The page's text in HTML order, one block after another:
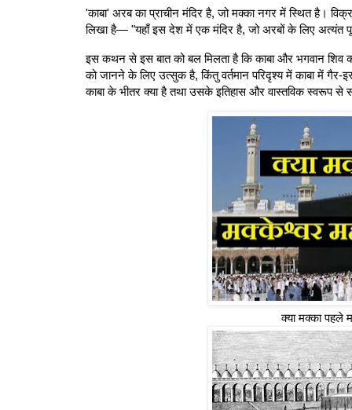
'काबा' अरब का प्राचीन मंदिर है, जो मक्का नगर में स्थित है।
लिखा है— "यहाँ इस देश में एक मंदिर है, जो अरबों के लिए अत्यंत
इस कथन से इस बात को बल मिलता है कि काबा और भगवान शिव
को जानने के लिए उत्सुक है, किंतु वर्तमान परिदृश्य में काबा में गैर-
काबा के भीतर क्या है तथा उसके इतिहास और वास्तविक स्वरूप
क्या मक्का पहले